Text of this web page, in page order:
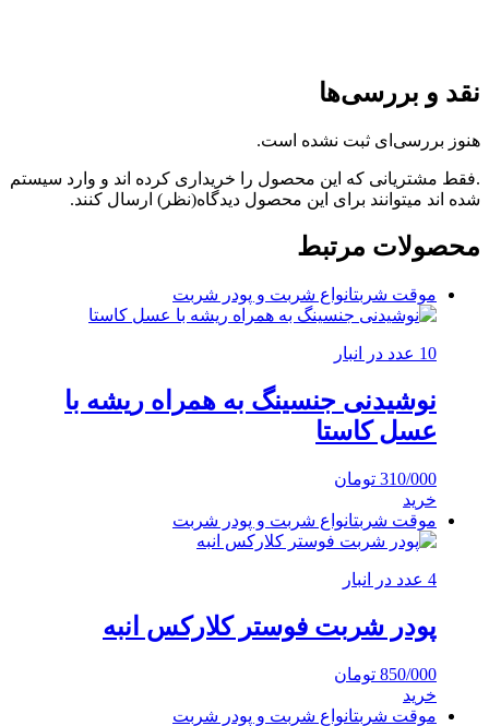
نقد و بررسی‌ها
هنوز بررسی‌ای ثبت نشده است.
.فقط مشتریانی که این محصول را خریداری کرده اند و وارد سیستم
شده اند میتوانند برای این محصول دیدگاه(نظر) ارسال کنند.
محصولات مرتبط
موقت شربتانواع شربت و پودر شربت
10 عدد در انبار
نوشیدنی جنسینگ به همراه ریشه با
عسل کاستا
310/000 تومان
خرید
موقت شربتانواع شربت و پودر شربت
4 عدد در انبار
پودر شربت فوستر کلارکس انبه
850/000 تومان
خرید
موقت شربتانواع شربت و پودر شربت